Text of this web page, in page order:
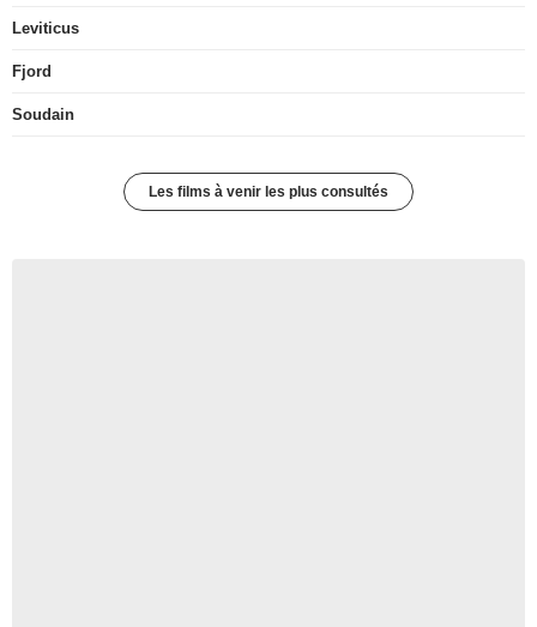
Leviticus
Fjord
Soudain
Les films à venir les plus consultés